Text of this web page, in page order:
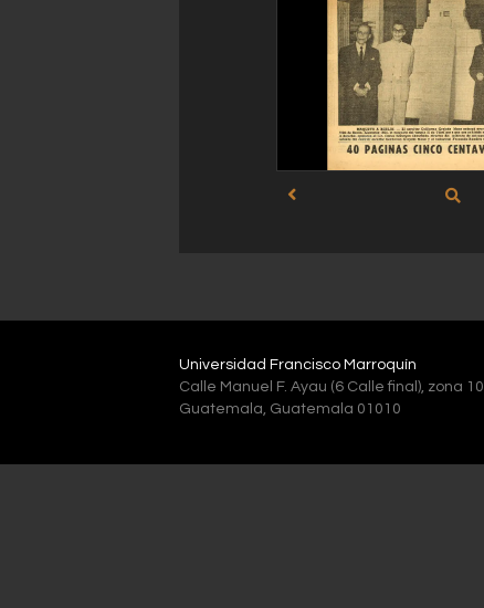
Universidad Francisco Marroquín
Calle Manuel F. Ayau (6 Calle final), zona 10
Guatemala, Guatemala 01010